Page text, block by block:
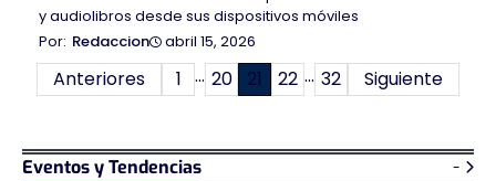
y audiolibros desde sus dispositivos móviles
Redaccion
abril 15, 2026
Paginación
entradas
Anteriores 1 … 20 21 22 … 32 Siguiente
Eventos y Tendencias -